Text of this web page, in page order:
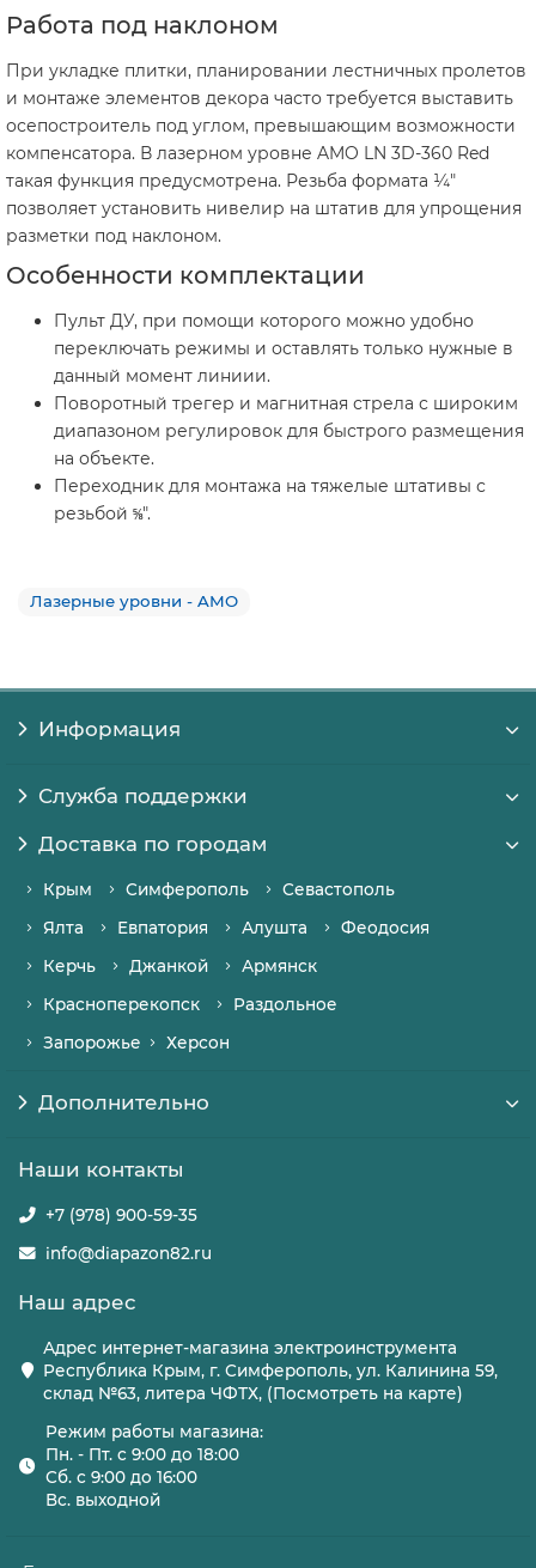
Работа под наклоном
При укладке плитки, планировании лестничных пролетов
и монтаже элементов декора часто требуется выставить
осепостроитель под углом, превышающим возможности
компенсатора. В лазерном уровне AMO LN 3D-360 Red
такая функция предусмотрена. Резьба формата ¼″
позволяет установить нивелир на штатив для упрощения
разметки под наклоном.
Особенности комплектации
Пульт ДУ, при помощи которого можно удобно
переключать режимы и оставлять только нужные в
данный момент линиии.
Поворотный трегер и магнитная стрела с широким
диапазоном регулировок для быстрого размещения
на объекте.
Переходник для монтажа на тяжелые штативы с
резьбой ⅝″.
Лазерные уровни - AMO
Информация
Служба поддержки
Доставка по городам
Крым Симферополь
Севастополь
Ялта
Евпатория Алушта
Феодосия
Керчь
Джанкой
Армянск
Красноперекопск
Раздольное
Запорожье
Херсон
Дополнительно
Наши контакты
+7 (978) 900-59-35
info@diapazon82.ru
Наш адрес
Адрес интернет-магазина электроинструмента
Республика Крым, г. Симферополь, ул. Калинина 59,
склад №63, литера ЧФТХ, (Посмотреть на карте)
Режим работы магазина:
Пн. - Пт. с 9:00 до 18:00
Сб. с 9:00 до 16:00
Вс. выходной